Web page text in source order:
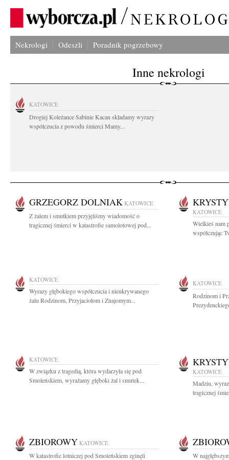
Nekrologi Odeszli Poradnik pogrzebowy
Inne nekrologi
KATOWICE
Drogiej Koleżance Sabinie Kacan składamy wyrazy
współczucia z powodu śmierci Mamy...
GRZEGORZ DOLNIAK KATOWICE
Z żalem i smutkiem przyjęliśmy wiadomość o
tragicznej śmierci w katastrofie samolotowej pod...
KATOWICE
Wielkieś nam
współczując
KATOWICE
Wyrazy głębokiego współczucia i nieukrywanego
żalu Rodzinom, Przyjaciołom i Znajomym...
KATOWICE
Rodzinom i
KATOWICE
W związku z tragedią, która wydarzyła się pod
Smoleńskiem, wyrażamy głęboki żal i smutek...
KATOWICE
Madziu,
tragicznej
ZBIOROWY KATOWICE
W katastrofie lotniczej pod Smoleńskiem zginęli
W